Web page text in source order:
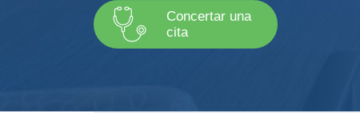
Concertar una
cita